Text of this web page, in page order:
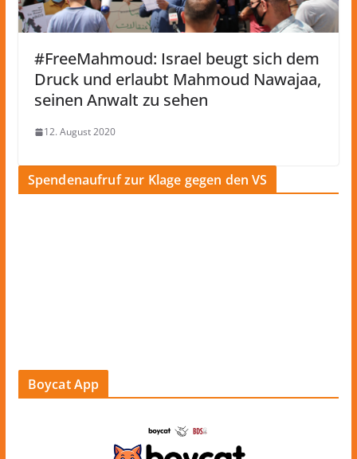
#FreeMahmoud: Israel beugt sich dem
Druck und erlaubt Mahmoud Nawajaa,
seinen Anwalt zu sehen
12. August 2020
Spendenaufruf zur Klage gegen den VS
Boycat App